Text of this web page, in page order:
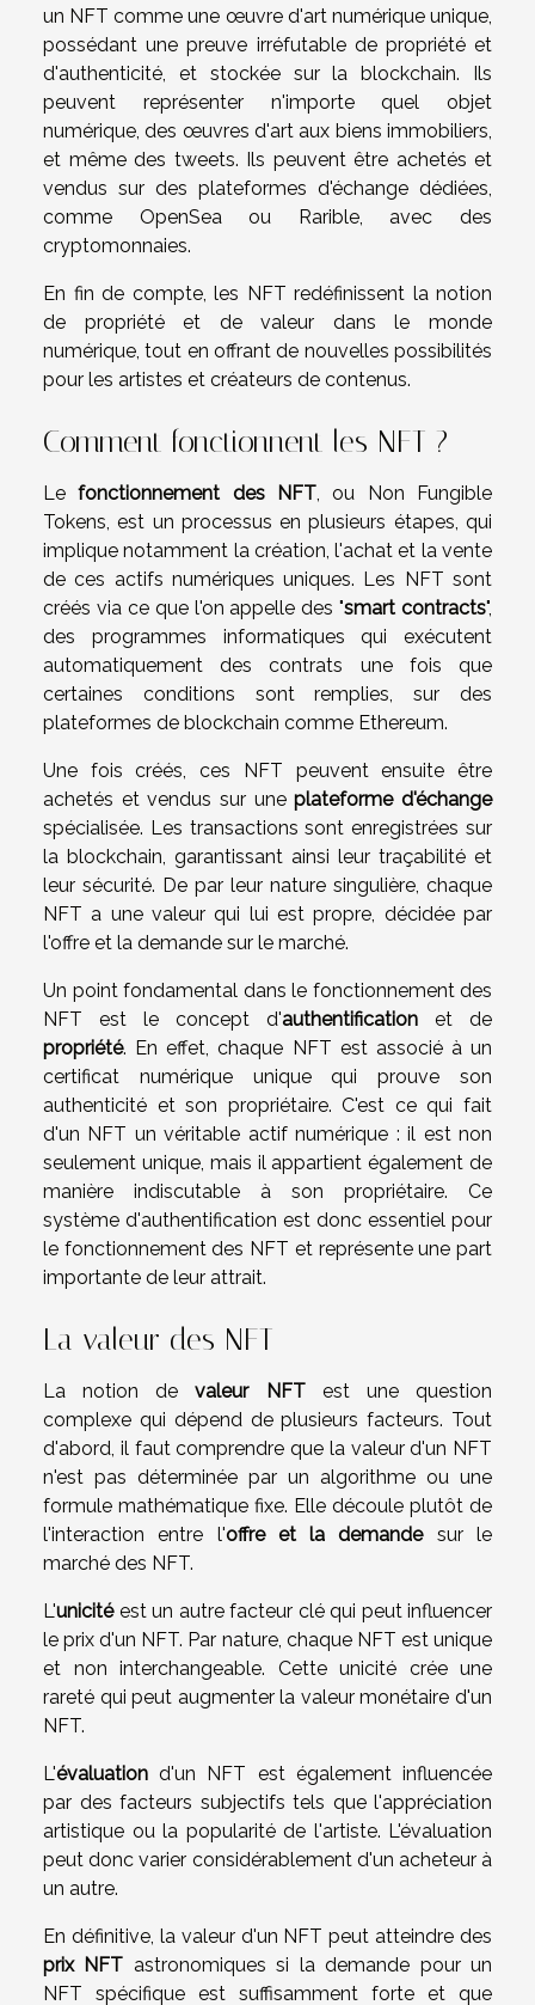
un NFT comme une œuvre d'art numérique unique,
possédant une preuve irréfutable de propriété et
d'authenticité, et stockée sur la blockchain. Ils
peuvent représenter n'importe quel objet
numérique, des œuvres d'art aux biens immobiliers,
et même des tweets. Ils peuvent être achetés et
vendus sur des plateformes d'échange dédiées,
comme OpenSea ou Rarible, avec des
cryptomonnaies.
En fin de compte, les NFT redéfinissent la notion
de propriété et de valeur dans le monde
numérique, tout en offrant de nouvelles possibilités
pour les artistes et créateurs de contenus.
Comment fonctionnent les NFT ?
Lefonctionnement des NFT, ou Non Fungible
Tokens, est un processus en plusieurs étapes, qui
implique notamment la création, l'achat et la vente
de ces actifs numériques uniques. Les NFT sont
créés via ce que l'on appelle des "smart contracts",
des programmes informatiques qui exécutent
automatiquement des contrats une fois que
certaines conditions sont remplies, sur des
plateformes de blockchain comme Ethereum.
Une fois créés, ces NFT peuvent ensuite être
achetés et vendus sur uneplateforme d'échange
spécialisée. Les transactions sont enregistrées sur
la blockchain, garantissant ainsi leur traçabilité et
leur sécurité. De par leur nature singulière, chaque
NFT a une valeur qui lui est propre, décidée par
l'offre et la demande sur le marché.
Un point fondamental dans le fonctionnement des
NFT est le concept d'authentification et de
propriété. En effet, chaque NFT est associé à un
certificat numérique unique qui prouve son
authenticité et son propriétaire. C'est ce qui fait
d'un NFT un véritable actif numérique : il est non
seulement unique, mais il appartient également de
manière indiscutable à son propriétaire. Ce
système d'authentification est donc essentiel pour
le fonctionnement des NFT et représente une part
importante de leur attrait.
La valeur des NFT
La notion devaleur NFTest une question
complexe qui dépend de plusieurs facteurs. Tout
d'abord, il faut comprendre que la valeur d'un NFT
n'est pas déterminée par un algorithme ou une
formule mathématique fixe. Elle découle plutôt de
l'interaction entre l'offre et la demandesur le
marché des NFT.
L'unicitéest un autre facteur clé qui peut influencer
le prix d'un NFT. Par nature, chaque NFT est unique
et non interchangeable. Cette unicité crée une
rareté qui peut augmenter la valeur monétaire d'un
NFT.
L'évaluation d'un NFT est également influencée
par des facteurs subjectifs tels que l'appréciation
artistique ou la popularité de l'artiste. L'évaluation
peut donc varier considérablement d'un acheteur à
un autre.
En définitive, la valeur d'un NFT peut atteindre des
prix NFT astronomiques si la demande pour un
NFT spécifique est suffisamment forte et que